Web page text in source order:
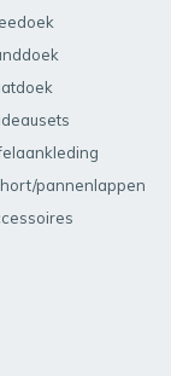
pannenlappen